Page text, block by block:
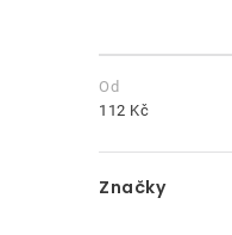
s
t
r
a
112 Kč
Značky